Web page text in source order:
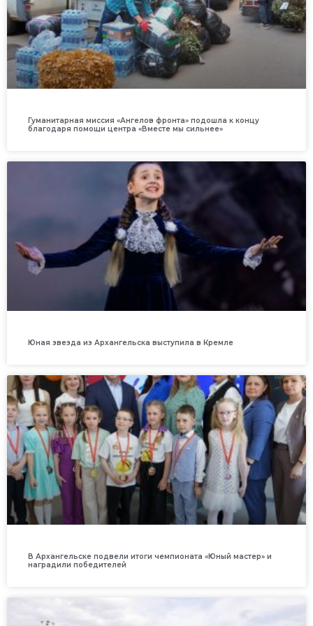
Гуманитарная миссия «Ангелов фронта» подошла к концу
благодаря помощи центра «Вместе мы сильнее»
Юная звезда из Архангельска выступила в Кремле
В Архангельске подвели итоги чемпионата «Юный мастер» и
наградили победителей